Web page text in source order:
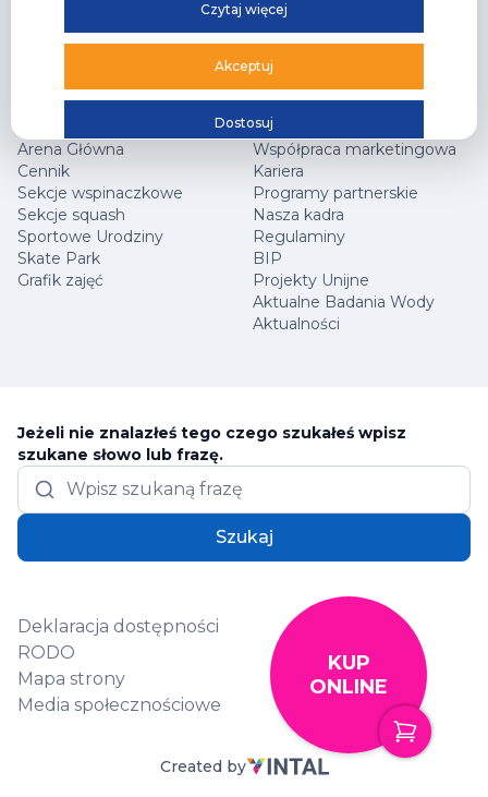
Centrum Wspinaczkowe Klif
Arena Główna
Cennik
Sekcje wspinaczkowe
Sekcje squash
Sportowe Urodziny
Skate Park
Grafik zajęć
Najczęściej zadawane
pytania
Współpraca marketingowa
Kariera
Programy partnerskie
Nasza kadra
Regulaminy
BIP
Projekty Unijne
Aktualne Badania Wody
Aktualności
Jeżeli nie znalazłeś tego czego szukałeś wpisz
szukane słowo lub frazę.
Szukaj
Deklaracja dostępności
RODO
Mapa strony
Media społecznościowe
Created by
KUP
ONLINE
Czytaj więcej
Akceptuj
Dostosuj